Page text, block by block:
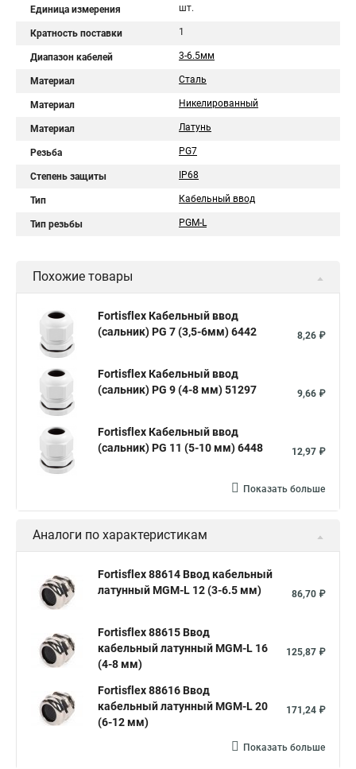
Единица измерения шт.
Кратность поставки 1
Диапазон кабелей 3-6.5мм
Материал Сталь
Материал Никелированный
Материал Латунь
Резьба PG7
Степень защиты IP68
Тип Кабельный ввод
Тип резьбы PGM-L
Похожие товары
Fortisflex Кабельный ввод
(сальник) PG 7 (3,5-6мм) 6442
8,26 ₽
Fortisflex Кабельный ввод
(сальник) PG 9 (4-8 мм) 51297
9,66 ₽
Fortisflex Кабельный ввод
(сальник) PG 11 (5-10 мм) 6448
12,97 ₽
Показать больше
Аналоги по характеристикам
Fortisflex 88614 Ввод кабельный
латунный МGM-L 12 (3-6.5 мм)
86,70 ₽
Fortisflex 88615 Ввод
кабельный латунный МGM-L 16
(4-8 мм)
125,87 ₽
Fortisflex 88616 Ввод
кабельный латунный МGM-L 20
(6-12 мм)
171,24 ₽
Показать больше